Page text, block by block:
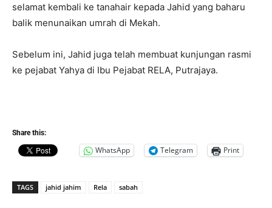
selamat kembali ke tanahair kepada Jahid yang baharu
balik menunaikan umrah di Mekah.
Sebelum ini, Jahid juga telah membuat kunjungan rasmi
ke pejabat Yahya di Ibu Pejabat RELA, Putrajaya.
Share this:
WhatsApp Telegram Print
TAGS jahid jahim Rela sabah